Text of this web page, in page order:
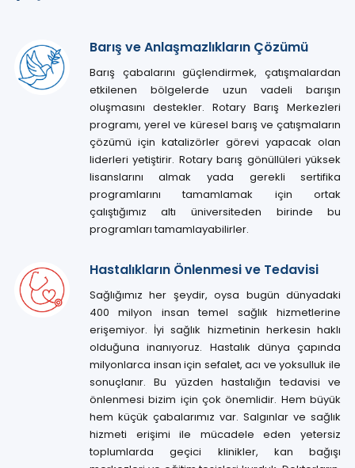
Barış ve Anlaşmazlıkların Çözümü
Barış çabalarını güçlendirmek, çatışmalardan
etkilenen bölgelerde uzun vadeli barışın
oluşmasını destekler. Rotary Barış Merkezleri
programı, yerel ve küresel barış ve çatışmaların
çözümü için katalizörler görevi yapacak olan
liderleri yetiştirir. Rotary barış gönüllüleri yüksek
lisanslarını almak yada gerekli sertifika
programlarını tamamlamak için ortak
çalıştığımız altı üniversiteden birinde bu
programları tamamlayabilirler.
Hastalıkların Önlenmesi ve Tedavisi
Sağlığımız her şeydir, oysa bugün dünyadaki
400 milyon insan temel sağlık hizmetlerine
erişemiyor. İyi sağlık hizmetinin herkesin haklı
olduğuna inanıyoruz. Hastalık dünya çapında
milyonlarca insan için sefalet, acı ve yoksulluk ile
sonuçlanır. Bu yüzden hastalığın tedavisi ve
önlenmesi bizim için çok önemlidir. Hem büyük
hem küçük çabalarımız var. Salgınlar ve sağlık
hizmeti erişimi ile mücadele eden yetersiz
toplumlarda geçici klinikler, kan bağışı